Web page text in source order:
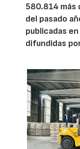
580.814 más
del pasado
publicadas
difundidas